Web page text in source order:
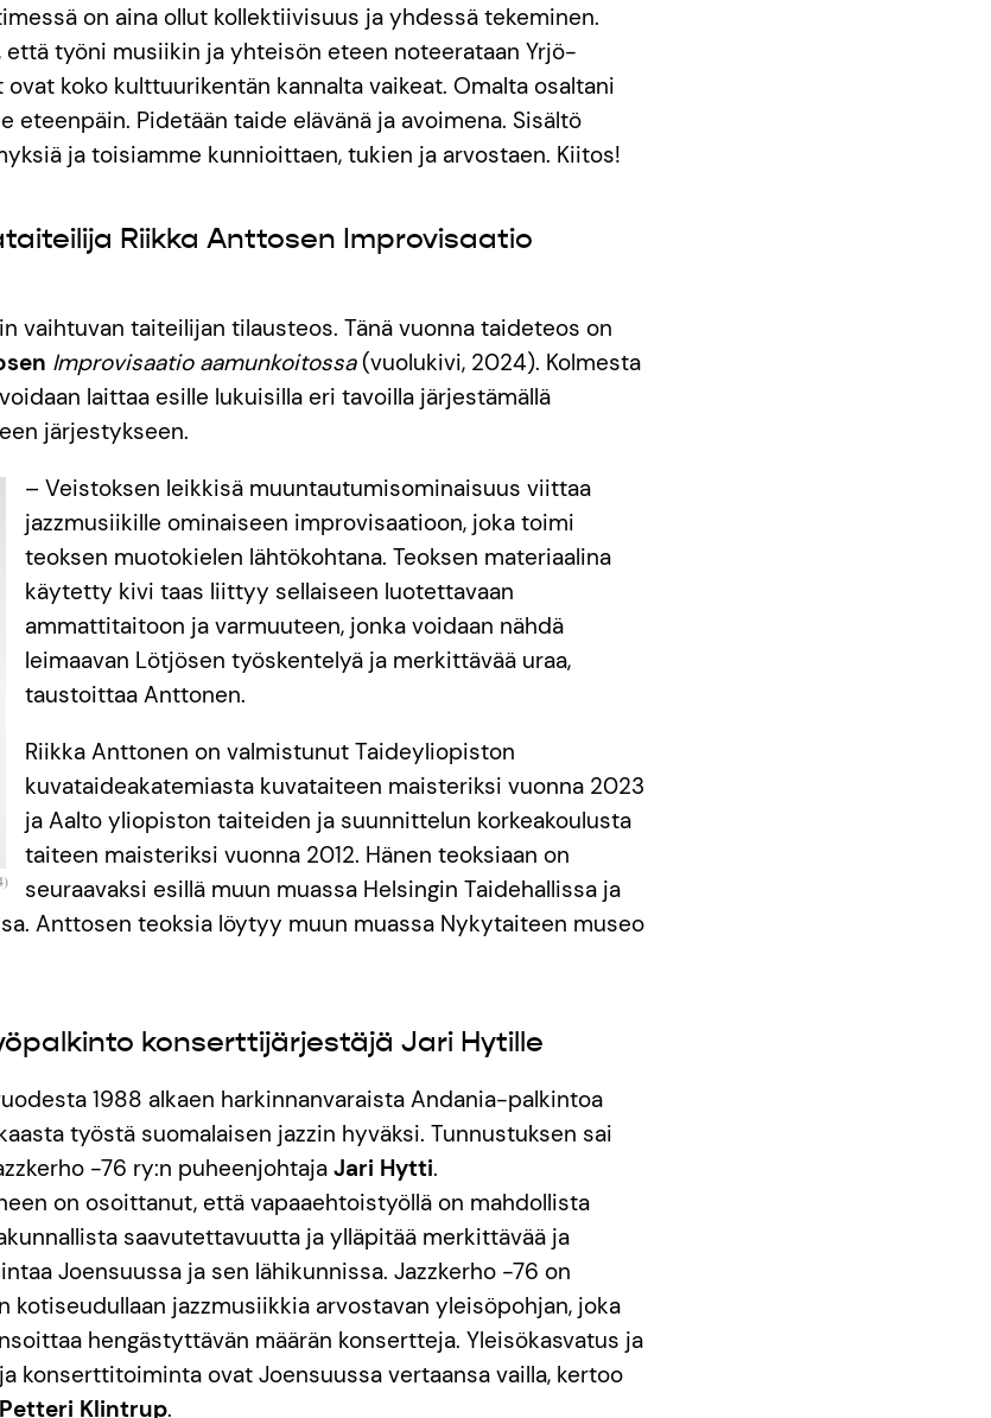
on aina ollut kollektiivisuus ja yhdessä tekeminen.
että työni musiikin ja yhteisön eteen noteerataan Yrjö-
koko kulttuurikentän kannalta vaikeat. Omalta osaltani
eteenpäin. Pidetään taide elävänä ja avoimena. Sisältö
ja toisiamme kunnioittaen, tukien ja arvostaen. Kiitos!
Riikka Anttosen Improvisaatio
vaihtuvan taiteilijan tilausteos. Tänä vuonna taideteos on
Improvisaatio aamunkoitossa(vuolukivi, 2024). Kolmesta
laittaa esille lukuisilla eri tavoilla järjestämällä
järjestykseen.
– Veistoksen leikkisä muuntautumisominaisuus viittaa
jazzmusiikille ominaiseen improvisaatioon, joka toimi
teoksen muotokielen lähtökohtana. Teoksen materiaalina
käytetty kivi taas liittyy sellaiseen luotettavaan
ammattitaitoon ja varmuuteen, jonka voidaan nähdä
leimaavan Lötjösen työskentelyä ja merkittävää uraa,
taustoittaa Anttonen.
Riikka Anttonen on valmistunut Taideyliopiston
kuvataideakatemiasta kuvataiteen maisteriksi vuonna 2023
ja Aalto yliopiston taiteiden ja suunnittelun korkeakoulusta
taiteen maisteriksi vuonna 2012. Hänen teoksiaan on
seuraavaksi esillä muun muassa Helsingin Taidehallissa ja
Anttosen teoksia löytyy muun muassa Nykytaiteen museo
konserttijärjestäjä Jari Hytille
1988 alkaen harkinnanvaraista Andania-palkintoa
työstä suomalaisen jazzin hyväksi. Tunnustuksen sai
-76 ry:n puheenjohtaja Jari Hytti.
on osoittanut, että vapaaehtoistyöllä on mahdollista
saavutettavuutta ja ylläpitää merkittävää ja
Joensuussa ja sen lähikunnissa. Jazzkerho -76 on
jazzmusiikkia arvostavan yleisöpohjan, joka
hengästyttävän määrän konsertteja. Yleisökasvatus ja
konserttitoiminta ovat Joensuussa vertaansa vailla, kertoo
Petteri Klintrup.